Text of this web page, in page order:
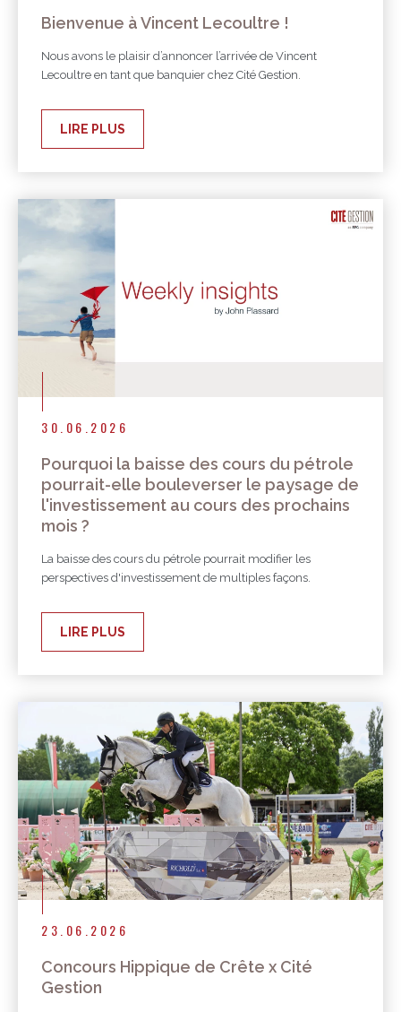
Bienvenue à Vincent Lecoultre !
Nous avons le plaisir d’annoncer l’arrivée de Vincent
Lecoultre en tant que banquier chez Cité Gestion.
LIRE PLUS
30.06.2026
Pourquoi la baisse des cours du pétrole
pourrait-elle bouleverser le paysage de
l'investissement au cours des prochains
mois ?
La baisse des cours du pétrole pourrait modifier les
perspectives d'investissement de multiples façons.
LIRE PLUS
23.06.2026
Concours Hippique de Crête x Cité
Gestion